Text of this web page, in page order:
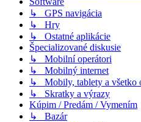
↳ GPS navigácia
↳ Hry
↳ Ostatné aplikácie
Špecializované diskusie
↳ Mobilní operátori
↳ Mobilný internet
↳ Mobily, tablety a všetko
↳ Skratky a výrazy
Kúpim / Predám / Vymením
↳ Bazár